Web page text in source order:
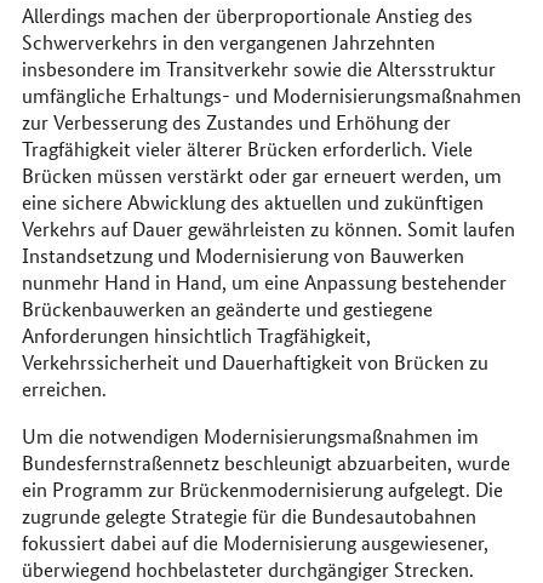
Allerdings machen der überproportionale Anstieg des
Schwerverkehrs in den vergangenen Jahrzehnten
insbesondere im Transitverkehr sowie die Altersstruktur
umfängliche Erhaltungs- und Modernisierungsmaßnahmen
zur Verbesserung des Zustandes und Erhöhung der
Tragfähigkeit vieler älterer Brücken erforderlich. Viele
Brücken müssen verstärkt oder gar erneuert werden, um
eine sichere Abwicklung des aktuellen und zukünftigen
Verkehrs auf Dauer gewährleisten zu können. Somit laufen
Instandsetzung und Modernisierung von Bauwerken
nunmehr Hand in Hand, um eine Anpassung bestehender
Brückenbauwerken an geänderte und gestiegene
Anforderungen hinsichtlich Tragfähigkeit,
Verkehrssicherheit und Dauerhaftigkeit von Brücken zu
erreichen.
Um die notwendigen Modernisierungsmaßnahmen im
Bundesfernstraßennetz beschleunigt abzuarbeiten, wurde
ein Programm zur Brückenmodernisierung aufgelegt. Die
zugrunde gelegte Strategie für die Bundesautobahnen
fokussiert dabei auf die Modernisierung ausgewiesener,
überwiegend hochbelasteter durchgängiger Strecken.